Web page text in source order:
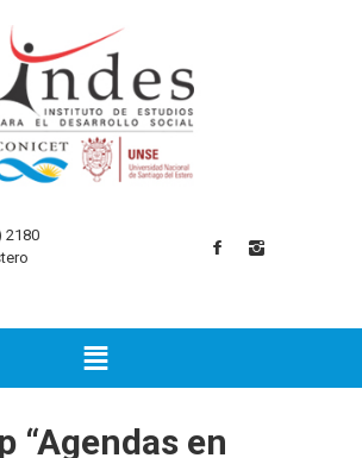
2180
“Agendas en